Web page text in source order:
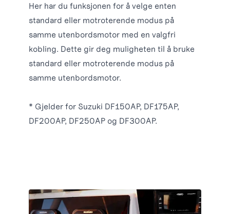
Her har du funksjonen for å velge enten
standard eller motroterende modus på
samme utenbordsmotor med en valgfri
kobling. Dette gir deg muligheten til å bruke
standard eller motroterende modus på
samme utenbordsmotor.
* Gjelder for Suzuki DF150AP, DF175AP,
DF200AP, DF250AP og DF300AP.